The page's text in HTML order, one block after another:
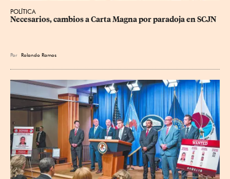
POLÍTICA
Necesarios, cambios a Carta Magna por paradoja en SCJN
Por Rolando Ramos